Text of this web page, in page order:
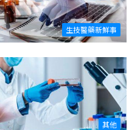
生技醫藥新鮮事
其他